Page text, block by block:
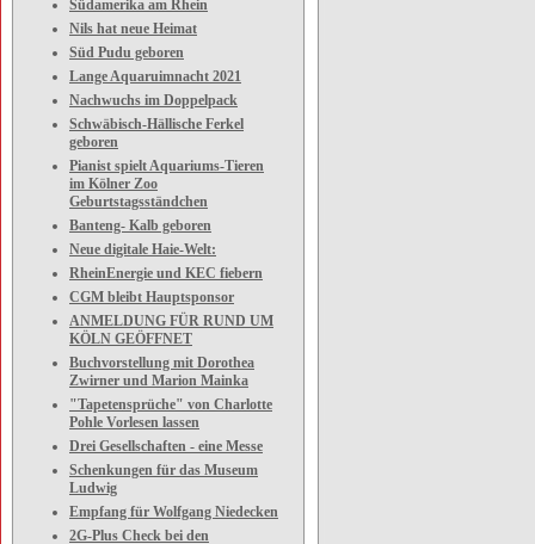
Südamerika am Rhein
Nils hat neue Heimat
Süd Pudu geboren
Lange Aquaruimnacht 2021
Nachwuchs im Doppelpack
Schwäbisch-Hällische Ferkel
geboren
Pianist spielt Aquariums-Tieren
im Kölner Zoo
Geburtstagsständchen
Banteng- Kalb geboren
Neue digitale Haie-Welt:
RheinEnergie und KEC fiebern
CGM bleibt Hauptsponsor
ANMELDUNG FÜR RUND UM
KÖLN GEÖFFNET
Buchvorstellung mit Dorothea
Zwirner und Marion Mainka
"Tapetensprüche" von Charlotte
Pohle Vorlesen lassen
Drei Gesellschaften - eine Messe
Schenkungen für das Museum
Ludwig
Empfang für Wolfgang Niedecken
2G-Plus Check bei den